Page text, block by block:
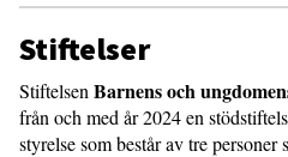
Stiftelser
Stiftelsen Barnens och
från och med år 2024 en
styrelse som består av tre personer